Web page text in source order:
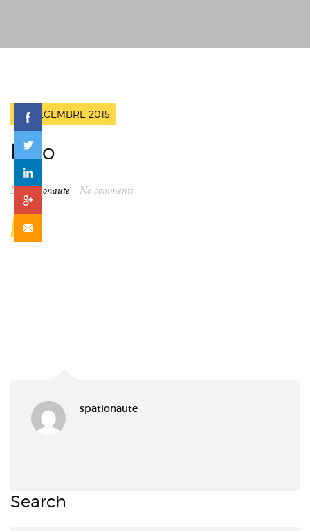
24 DÉCEMBRE 2015
logo
By spationaute No comments
spationaute
Search